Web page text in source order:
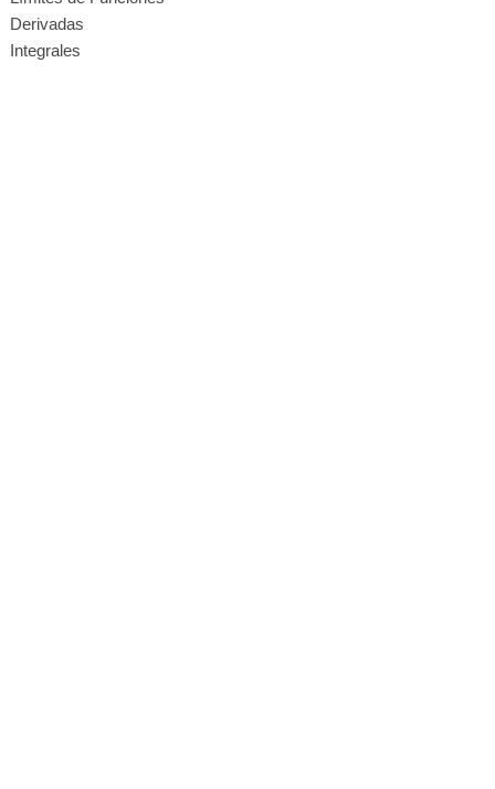
Derivadas
Integrales